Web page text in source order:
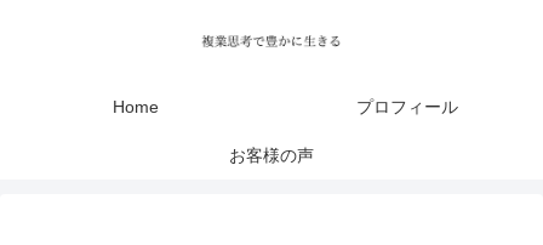
Home プロフィール
お客様の声